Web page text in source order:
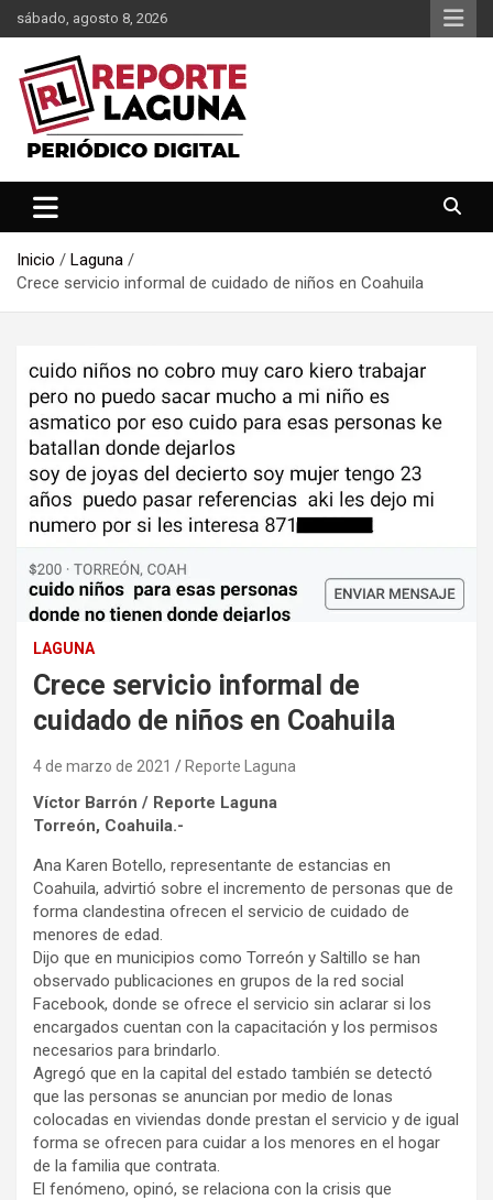
Saltar
al
contenido
sábado, agosto 8, 2026
Reporte Laguna
Inicio
Laguna
Crece servicio informal de cuidado de niños en Coahuila
LAGUNA
Crece servicio informal de
cuidado de niños en Coahuila
4 de marzo de 2021 Reporte Laguna
Víctor Barrón / Reporte Laguna
Torreón, Coahuila.-
Ana Karen Botello, representante de estancias en
Coahuila, advirtió sobre el incremento de personas que de
forma clandestina ofrecen el servicio de cuidado de
menores de edad.
Dijo que en municipios como Torreón y Saltillo se han
observado publicaciones en grupos de la red social
Facebook, donde se ofrece el servicio sin aclarar si los
encargados cuentan con la capacitación y los permisos
necesarios para brindarlo.
Agregó que en la capital del estado también se detectó
que las personas se anuncian por medio de lonas
colocadas en viviendas donde prestan el servicio y de igual
forma se ofrecen para cuidar a los menores en el hogar
de la familia que contrata.
El fenómeno, opinó, se relaciona con la crisis que